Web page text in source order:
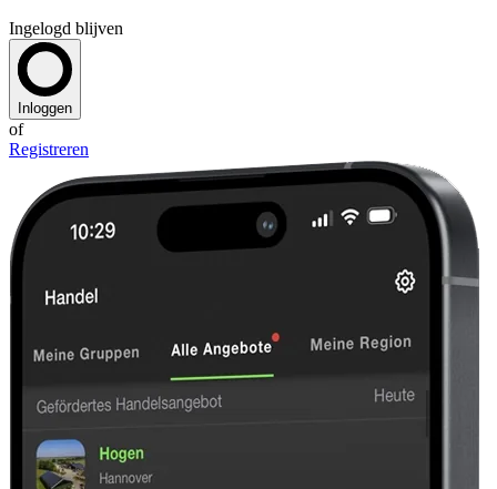
Ingelogd blijven
Inloggen
of
Registreren